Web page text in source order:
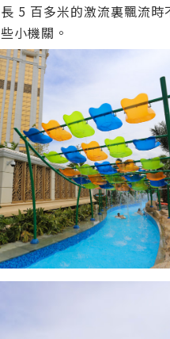
5 百多米的激流裏飄流時
小機關。